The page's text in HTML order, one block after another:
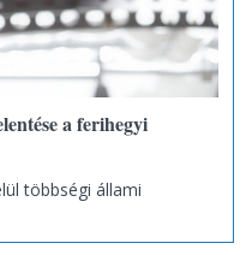
a ferihegyi
többségi állami